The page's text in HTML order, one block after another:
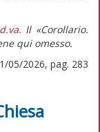
Il «Corollario.
qui omesso.
05/2026, pag. 283